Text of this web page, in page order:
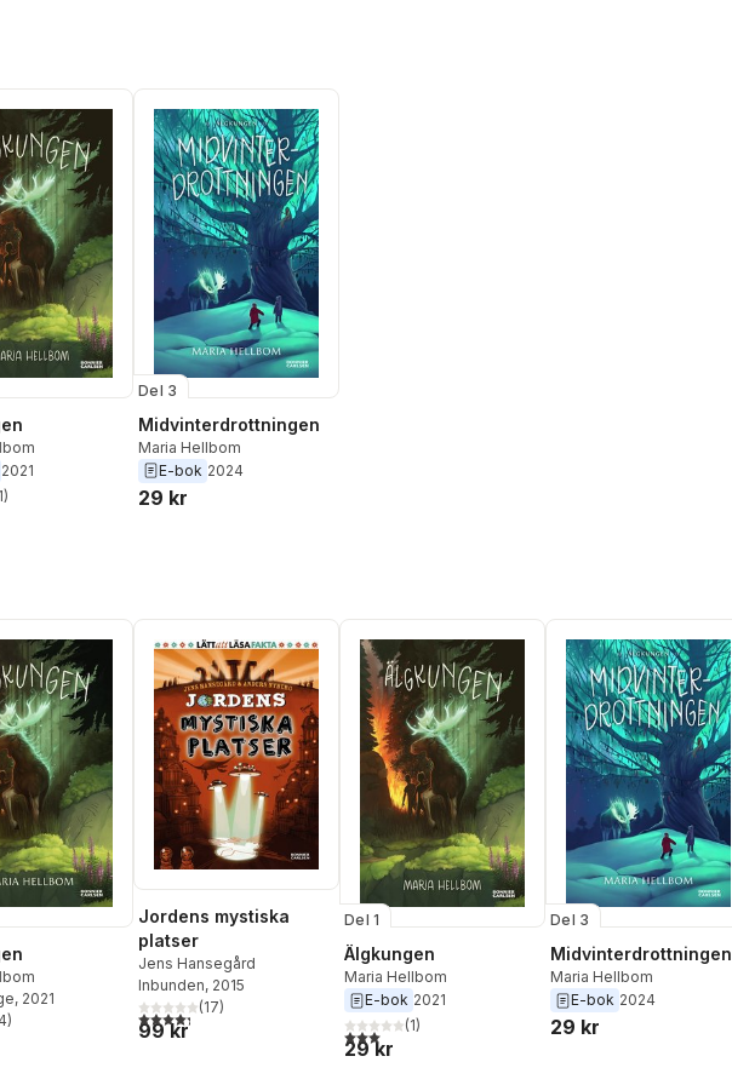
2021
Totalt antal röster:
1)
Del 3
Midvinterdrottningen
Maria Hellbom
E-bok 2024
29 kr
, 2021
Totalt antal röster:
4)
Jordens mystiska
platser
Jens Hansegård
Inbunden, 2015
4,3utav 5 stjärnor. Totalt antal röster:
(17)
99 kr
Del 1
Älgkungen
Maria Hellbom
E-bok 2021
3,0utav 5 stjärnor. Totalt antal röster:
(1)
29 kr
Del 3
Midvinterdrottningen
Maria Hellbom
E-bok 2024
29 kr